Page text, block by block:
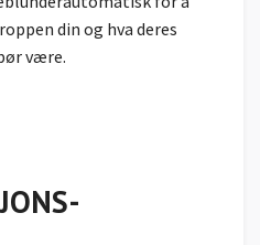
din og hva deres
være.